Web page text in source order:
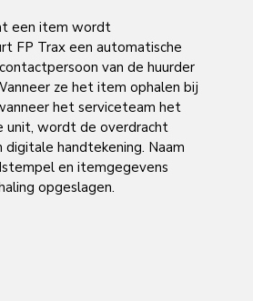
een item wordt
FP Trax een automatische
van de huurder
ze het item ophalen bij
het serviceteam het
wordt de overdracht
handtekening. Naam
en itemgegevens
opgeslagen.